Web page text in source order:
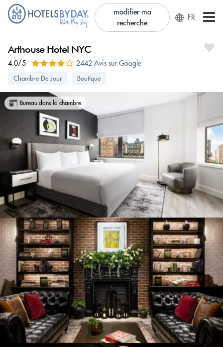
modifier ma
recherche
FR
Arthouse Hotel NYC
4.0/5 2442 Avis sur Google
Chambre De Jour Boutique
Bureau dans la chambre